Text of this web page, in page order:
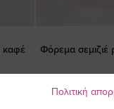
καφέ
Φόρεμα
Πολιτική